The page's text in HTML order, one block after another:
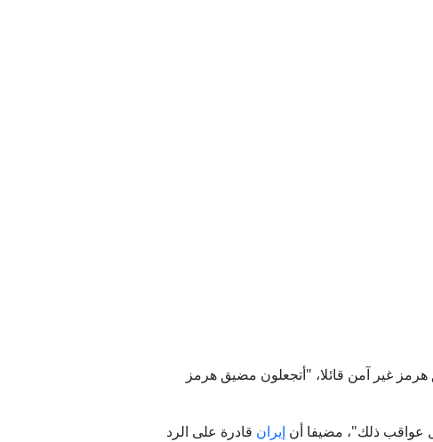
إيران
عسكرية للمراهقين
في جزيرة خرج؟
في الدولة
غير آمن قائلا، "أتجعلون مضيق هرمز
عواقب ذلك"، مضيفا أن إيران قادرة على الرد